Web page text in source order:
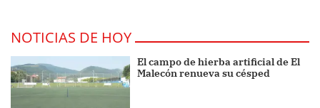
NOTICIAS DE HOY
El campo de hierba artificial de El
Malecón renueva su césped